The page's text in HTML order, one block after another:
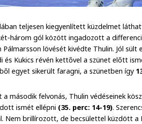
teljesen kiegyenlített küzdelmet
három gól között ingadozott a
lövését kivédte Thulin. Jól sült
és Kukics révén kettővel a szünet előtt
egyet sikerült faragni, a szünetben így
második felvonás, Thulin védéseinek
ismét ellépni (35. perc: 14-19).
Nem brillírozott, de becsülettel küzdött a